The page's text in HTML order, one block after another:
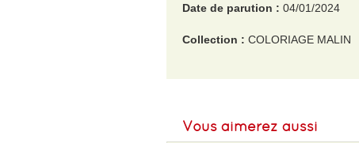
Date de parution : 04/01/2024
Collection : COLORIAGE MALIN
Format L :221
Vous aimerez aussi